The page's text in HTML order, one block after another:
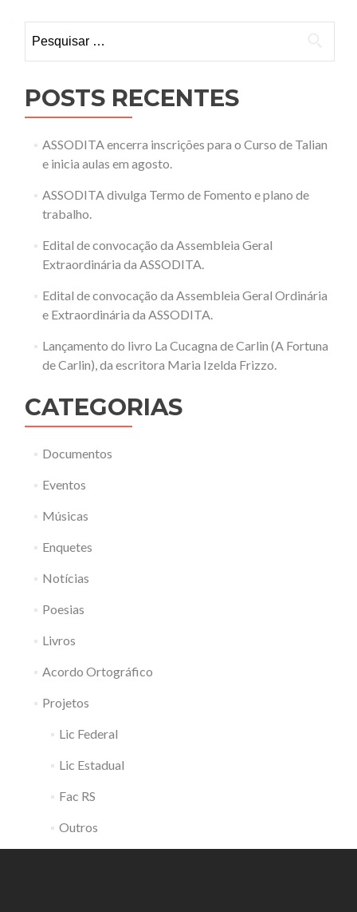
por:
POSTS RECENTES
ASSODITA encerra inscrições para o Curso de Talian
e inicia aulas em agosto.
ASSODITA divulga Termo de Fomento e plano de
trabalho.
Edital de convocação da Assembleia Geral
Extraordinária da ASSODITA.
Edital de convocação da Assembleia Geral Ordinária
e Extraordinária da ASSODITA.
Lançamento do livro La Cucagna de Carlin (A Fortuna
de Carlin), da escritora Maria Izelda Frizzo.
CATEGORIAS
Documentos
Eventos
Músicas
Enquetes
Notícias
Poesias
Livros
Acordo Ortográfico
Projetos
Lic Federal
Lic Estadual
Fac RS
Outros